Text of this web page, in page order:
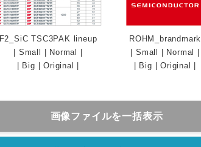
F2_SiC TSC3PAK lineup
Small Normal
Big |Original
ROHM_brandmark
Small Normal
Big |Original
画像ファイルを一括表示